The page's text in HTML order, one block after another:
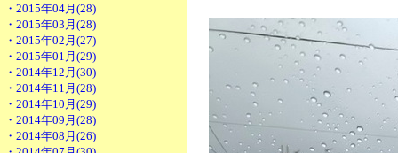
・2015年04月(28)
・2015年03月(28)
・2015年02月(27)
・2015年01月(29)
・2014年12月(30)
・2014年11月(28)
・2014年10月(29)
・2014年09月(28)
・2014年08月(26)